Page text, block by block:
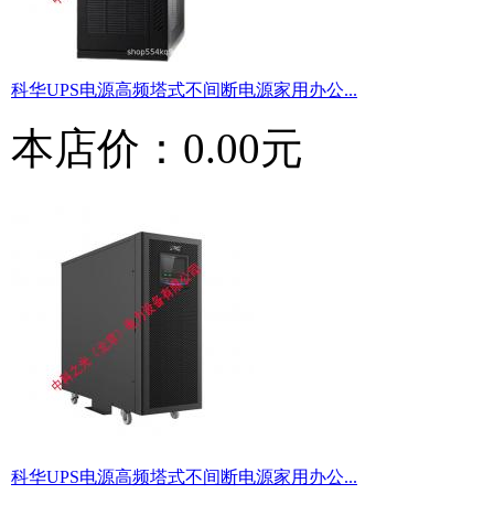
科华UPS电源高频塔式不间断电源家用办公...
本店价： 0.00元
科华UPS电源高频塔式不间断电源家用办公...